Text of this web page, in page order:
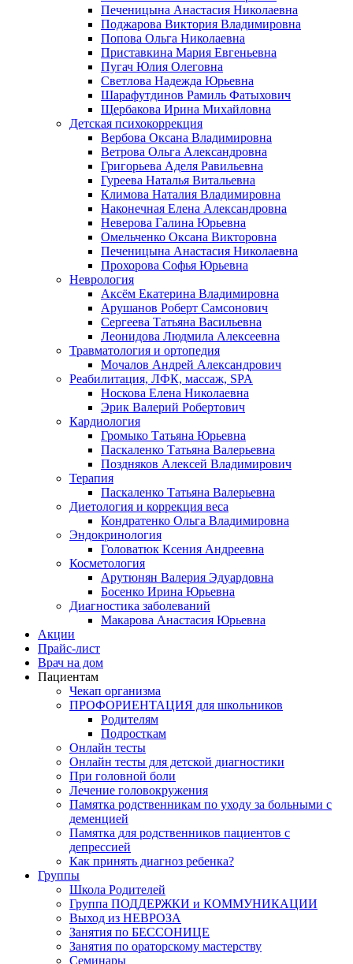
Печеницына Анастасия Николаевна
Поджарова Виктория Владимировна
Попова Ольга Николаевна
Приставкина Мария Евгеньевна
Пугач Юлия Олеговна
Светлова Надежда Юрьевна
Шарафутдинов Рамиль Фатыхович
Щербакова Ирина Михайловна
Детская психокоррекция
Вербова Оксана Владимировна
Ветрова Ольга Александровна
Григорьева Аделя Равильевна
Гуреева Наталья Витальевна
Климова Наталия Владимировна
Наконечная Елена Александровна
Неверова Галина Юрьевна
Омельченко Оксана Викторовна
Печеницына Анастасия Николаевна
Прохорова Софья Юрьевна
Неврология
Аксём Екатерина Владимировна
Арушанов Роберт Самсонович
Сергеева Татьяна Васильевна
Леонидова Людмила Алексеевна
Травматология и ортопедия
Мочалов Андрей Александрович
Реабилитация, ЛФК, массаж, SPA
Носкова Елена Николаевна
Эрик Валерий Робертович
Кардиология
Громыко Татьяна Юрьевна
Паскаленко Татьяна Валерьевна
Поздняков Алексей Владимирович
Терапия
Паскаленко Татьяна Валерьевна
Диетология и коррекция веса
Кондратенко Ольга Владимировна
Эндокринология
Головатюк Ксения Андреевна
Косметология
Арутюнян Валерия Эдуардовна
Босенко Ирина Юрьевна
Диагностика заболеваний
Макарова Анастасия Юрьевна
Акции
Прайс-лист
Врач на дом
Пациентам
Чекап организма
ПРОФОРИЕНТАЦИЯ для школьников
Родителям
Подросткам
Онлайн тесты
Онлайн тесты для детской диагностики
При головной боли
Лечение головокружения
Памятка родственникам по уходу за больными с
деменцией
Памятка для родственников пациентов с
депрессией
Как принять диагноз ребенка?
Группы
Школа Родителей
Группа ПОДДЕРЖКИ и КОММУНИКАЦИИ
Выход из НЕВРОЗА
Занятия по БЕССОНИЦЕ
Занятия по ораторскому мастерству
Семинары